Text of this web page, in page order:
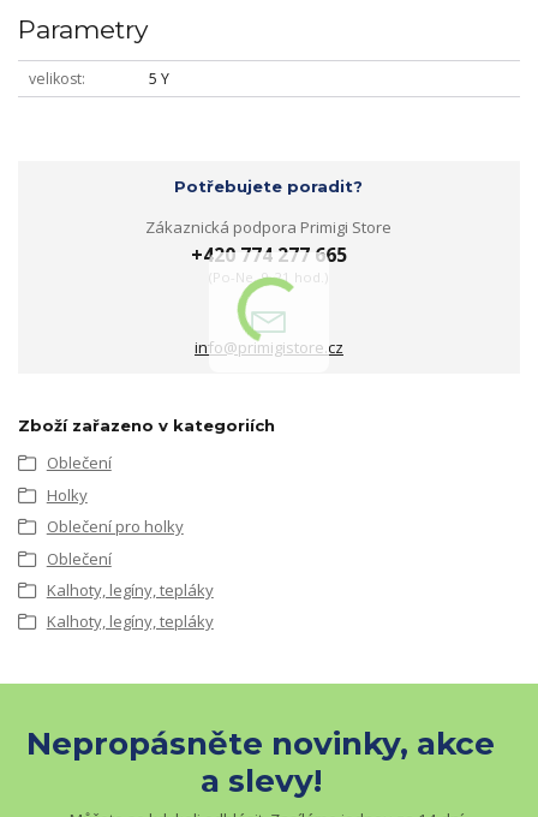
Parametry
velikost 5 Y
Potřebujete poradit?
Zákaznická podpora Primigi Store
+420 774 277 665
(Po-Ne, 9-21 hod.)
info@primigistore.cz
Zboží zařazeno v kategoriích
Oblečení
Holky
Oblečení pro holky
Oblečení
Kalhoty, legíny, tepláky
Kalhoty, legíny, tepláky
Nepropásněte novinky, akce
a slevy!